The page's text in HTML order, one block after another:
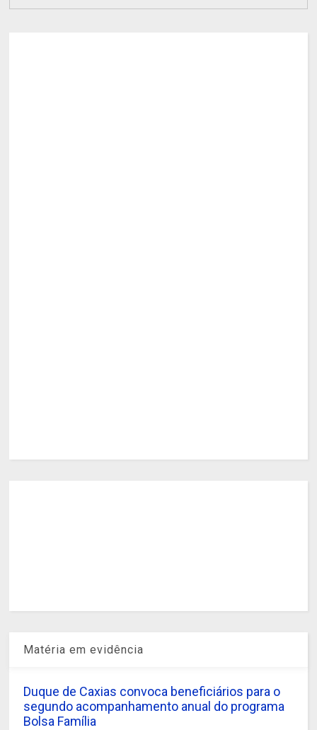
Matéria em evidência
Duque de Caxias convoca beneficiários para o
segundo acompanhamento anual do programa
Bolsa Família